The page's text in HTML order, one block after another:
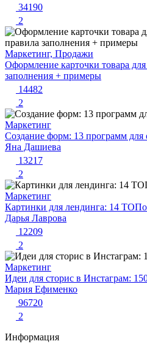
34190
2
Маркетинг, Продажи
Оформление карточки товара
заполнения + примеры
14482
2
Маркетинг
Создание форм: 13 программ для
Яна Дашиева
13217
2
Маркетинг
Картинки для лендинга: 14
Дарья Лаврова
12209
2
Маркетинг
Идеи для сторис в Инстаграм:
Мария Ефименко
96720
2
Информация